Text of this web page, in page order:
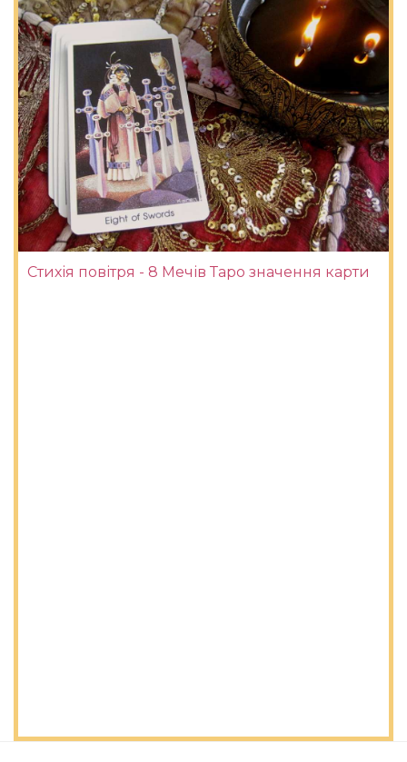
Стихія повітря - 8 Мечів Таро значення карти